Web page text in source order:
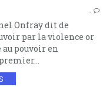
…
Onfray dit de
par la violence or
pouvoir en